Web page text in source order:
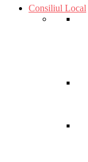
Consiliul Local